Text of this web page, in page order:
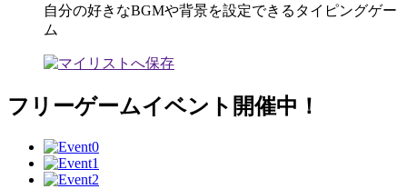
自分の好きなBGMや背景を設定できるタイピングゲー
ム
フリーゲームイベント開催中！